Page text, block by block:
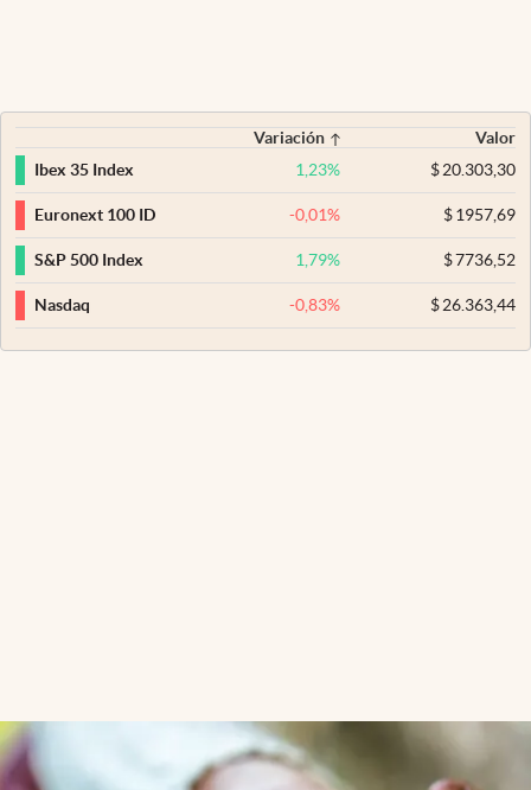
Variación
Valor
Ibex 35 Index
1,23% $20.303,30
Euronext 100 ID -0,01% $1957,69
S&P 500 Index 1,79% $7736,52
Nasdaq -0,83% $26.363,44